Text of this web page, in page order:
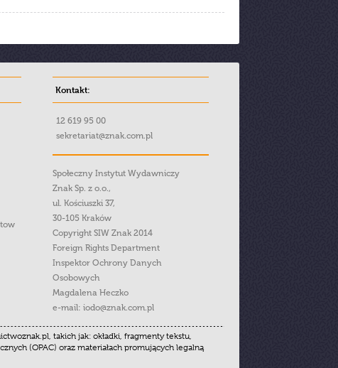
Kontakt:
12 619 95 00
sekretariat@znak.com.pl
Społeczny Instytut Wydawniczy
Znak Sp. z o.o.,
ul. Kościuszki 37,
30-105 Kraków
Copyright SIW Znak 2014
Foreign Rights Department
Inspektor Ochrony Danych
Osobowych
Magdalena Heczko
e-mail: iodo@znak.com.pl
takich jak: okładki, fragmenty tekstu,
(OPAC) oraz materiałach promujących legalną